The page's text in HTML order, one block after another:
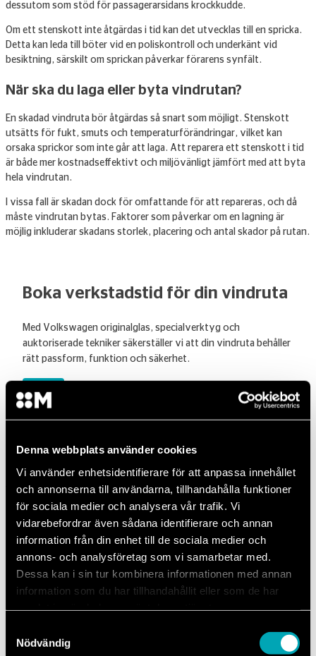
Denna webbplats använder cookies
Vi använder enhetsidentifierare för att anpassa innehållet
och annonserna till användarna, tillhandahålla funktioner
för sociala medier och analysera vår trafik. Vi
vidarebefordrar även sådana identifierare och annan
information från din enhet till de sociala medier och
annons- och analysföretag som vi samarbetar med.
Dessa kan i sin tur kombinera informationen med annan
information som du har tillhandahållit eller som de har
Nödvändig
dessutom som stöd för passagerarsidans krockkudde.
Om ett stenskott inte åtgärdas i tid kan det utvecklas till en spricka.
Detta kan leda till böter vid en poliskontroll och underkänt vid
besiktning, särskilt om sprickan påverkar förarens synfält.
När ska du laga eller byta vindrutan?
En skadad vindruta bör åtgärdas så snart som möjligt. Stenskott
utsätts för fukt, smuts och temperaturförändringar, vilket kan
orsaka sprickor som inte går att laga. Att reparera ett stenskott i tid
är både mer kostnadseffektivt och miljövänligt jämfört med att byta
hela vindrutan.
I vissa fall är skadan dock för omfattande för att repareras, och då
måste vindrutan bytas. Faktorer som påverkar om en lagning är
möjlig inkluderar skadans storlek, placering och antal skador på rutan.
Boka verkstadstid för din vindruta
Med Volkswagen originalglas, specialverktyg och
auktoriserade tekniker säkerställer vi att din vindruta behåller
rätt passform, funktion och säkerhet.
Vad kostar det?
Laga stenskott Byta ruta
Försäkringsbolag
UPPSKATTAD KOSTNAD